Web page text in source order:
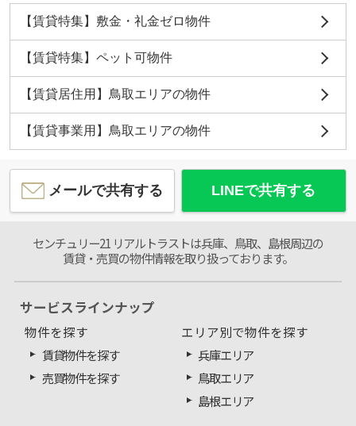
【賃貸特集】敷金・礼金ゼロ物件
【賃貸特集】ペット可物件
【賃貸居住用】鳥取エリアの物件
【賃貸事業用】鳥取エリアの物件
メールで共有する LINEで共有する
センチュリー21 リアルトラストは兵庫、鳥取、島根周辺の
賃貸・売買の物件情報を取り扱っております。
サービスラインナップ
物件を探す
賃貸物件を探す
売買物件を探す
エリア別で物件を探す
兵庫エリア
鳥取エリア
島根エリア